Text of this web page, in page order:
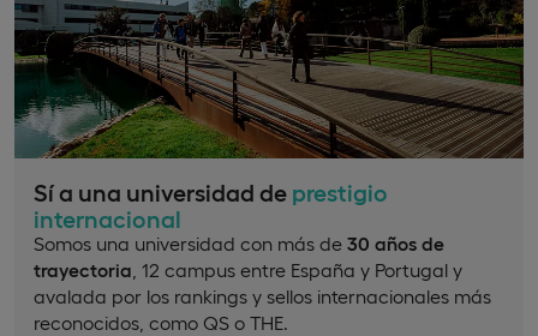
Sí a una universidad de prestigio
internacional
Somos una universidad con más de 30 años de
trayectoria , 12 campus entre España y Portugal y
avalada por los rankings y sellos internacionales más
reconocidos, como QS o THE.